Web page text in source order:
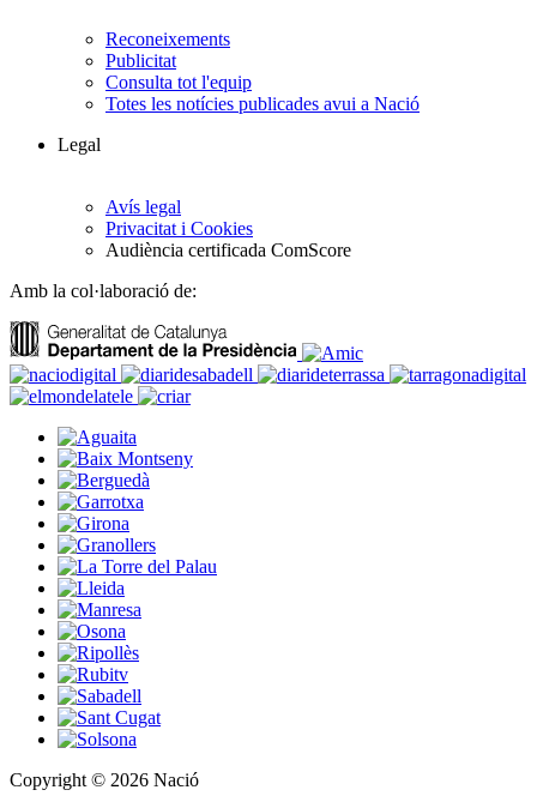
Reconeixements
Publicitat
Consulta tot l'equip
Totes les notícies publicades avui a Nació
Legal
Avís legal
Privacitat i Cookies
Audiència certificada ComScore
Amb la col·laboració de:
Copyright © 2026 Nació